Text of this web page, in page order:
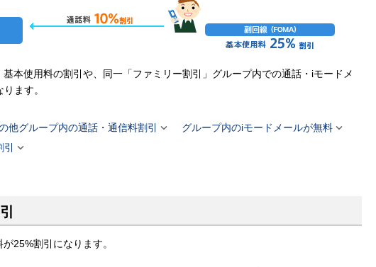
本使用料の割引や、同一「ファミリー割引」グループ内での通話・iモードメ
ます。
他グループ内の通話・通信料割引  グループ内のiモードメールが無料

25%割引になります。